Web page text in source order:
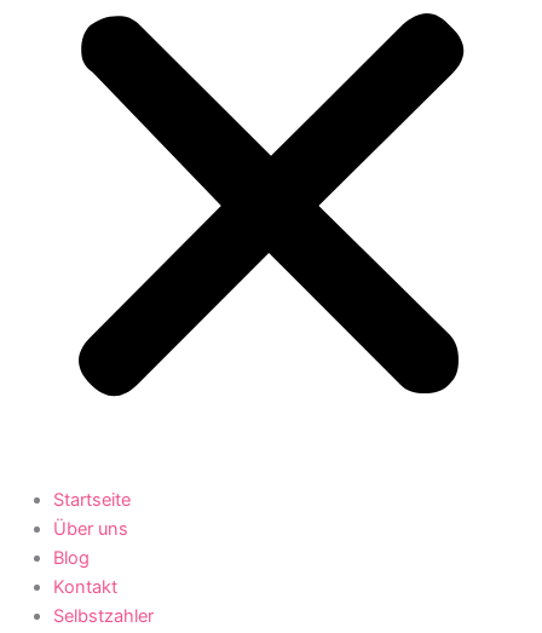
Startseite
Über uns
Blog
Kontakt
Selbstzahler